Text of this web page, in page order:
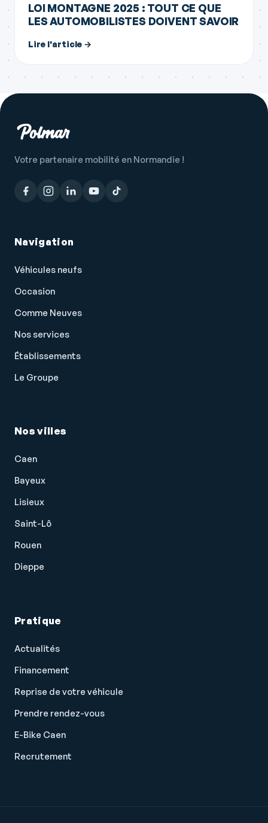
LOI MONTAGNE 2025 : TOUT CE QUE
LES AUTOMOBILISTES DOIVENT SAVOIR
Lire l'article →
Votre partenaire mobilité en Normandie !
Navigation
Véhicules neufs
Occasion
Comme Neuves
Nos services
Établissements
Le Groupe
Nos villes
Caen
Bayeux
Lisieux
Saint-Lô
Rouen
Dieppe
Pratique
Actualités
Financement
Reprise de votre véhicule
Prendre rendez-vous
E-Bike Caen
Recrutement
les Cookies !